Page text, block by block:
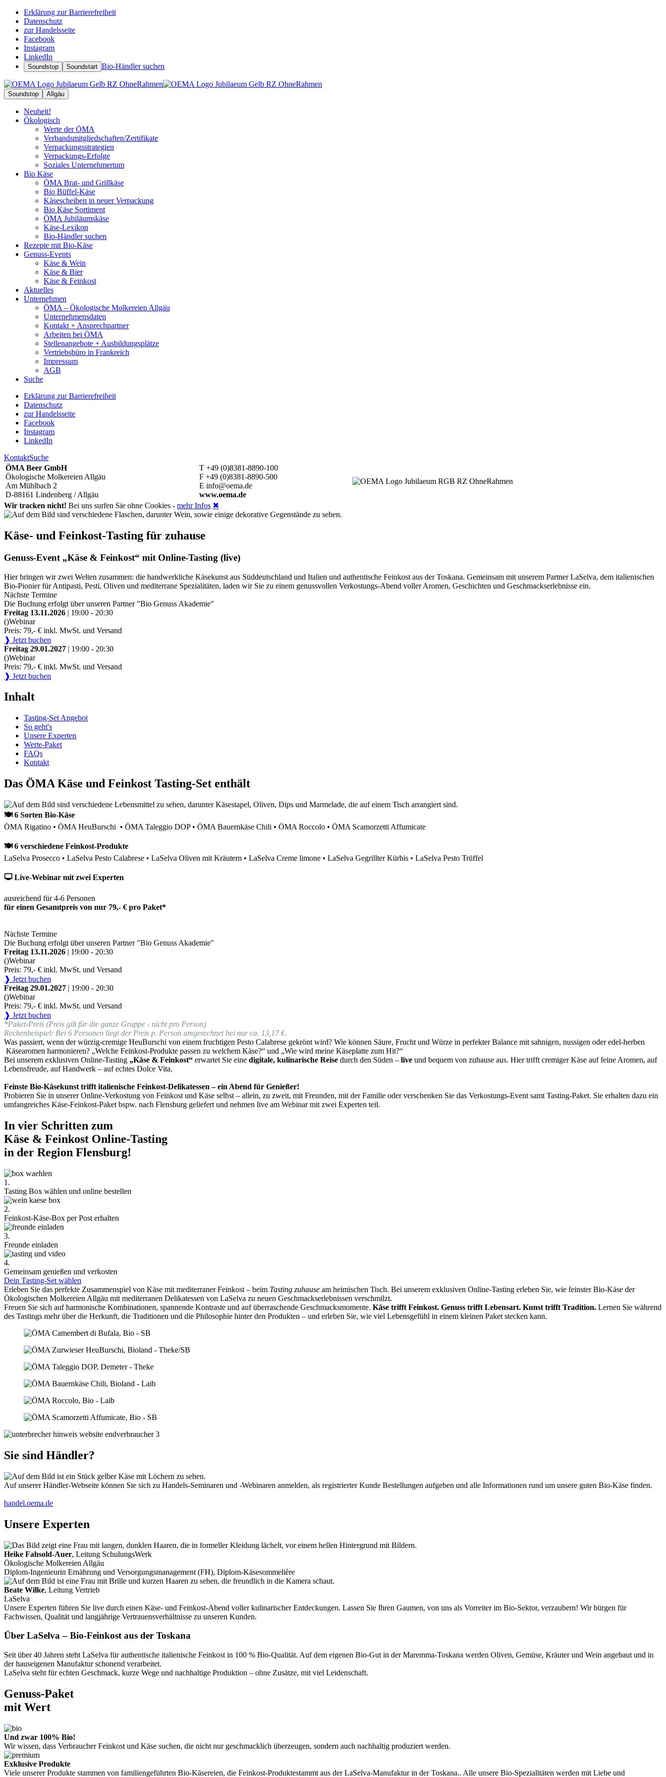
Erklärung zur Barrierefreiheit
Datenschutz
zur Handelsseite
Facebook
Instagram
LinkedIn
Soundstop Soundstart Bio-Händler suchen
Soundstop Allgäu
Neuheit!
Ökologisch
Werte der ÖMA
Verbandsmitgliedschaften/Zertifikate
Verpackungsstrategien
Verpackungs-Erfolge
Soziales Unternehmertum
Bio Käse
ÖMA Brat- und Grillkäse
Bio Büffel-Käse
Käsescheiben in neuer Verpackung
Bio Käse Sortiment
ÖMA Jubiläumskäse
Käse-Lexikon
Bio-Händler suchen
Rezepte mit Bio-Käse
Genuss-Events
Käse & Wein
Käse & Bier
Käse & Feinkost
Aktuelles
Unternehmen
ÖMA – Ökologische Molkereien Allgäu
Unternehmensdaten
Kontakt + Ansprechpartner
Arbeiten bei ÖMA
Stellenangebote + Ausbildungsplätze
Vertriebsbüro in Frankreich
Impressum
AGB
Suche
Erklärung zur Barrierefreiheit
Datenschutz
zur Handelsseite
Facebook
Instagram
LinkedIn
KontaktSuche
ÖMA Beer GmbH
Ökologische Molkereien Allgäu
Am Mühlbach 2
D-88161 Lindenberg / Allgäu
T +49 (0)8381-8890-100
F +49 (0)8381-8890-500
E info@oema.de
www.oema.de
Wir tracken nicht! Bei uns surfen Sie ohne Cookies - mehr Infos ✖
Käse- und Feinkost-Tasting für zuhause
Genuss-Event „Käse & Feinkost“ mit Online-Tasting (live)
Hier bringen wir zwei Welten zusammen: die handwerkliche Käsekunst aus Süddeutschland und Italien und authentische Feinkost aus der Toskana. Gemeinsam mit unserem Partner LaSelva, dem italienischen
Bio-Pionier für Antipasti, Pesti, Oliven und mediterrane Spezialitäten, laden wir Sie zu einem genussvollen Verkostungs-Abend voller Aromen, Geschichten und Geschmackserlebnisse ein.
Nächste Termine
Die Buchung erfolgt über unseren Partner "Bio Genuss Akademie"
Freitag 13.11.2026 | 19:00 - 20:30
()Webinar
Preis: 79,- € inkl. MwSt. und Versand
❱ Jetzt buchen
Freitag 29.01.2027 | 19:00 - 20:30
()Webinar
Preis: 79,- € inkl. MwSt. und Versand
❱ Jetzt buchen
Inhalt
Tasting-Set Angebot
So geht's
Unsere Experten
Werte-Paket
FAQs
Kontakt
Das ÖMA Käse und Feinkost Tasting-Set enthält
🍽 6 Sorten Bio-Käse
ÖMA Rigatino • ÖMA HeuBurschi • ÖMA Taleggio DOP • ÖMA Bauernkäse Chili • ÖMA Roccolo • ÖMA Scamorzetti Affumicate
🍽 6 verschiedene Feinkost-Produkte
LaSelva Prosecco • LaSelva Pesto Calabrese • LaSelva Oliven mit Kräutern • LaSelva Creme limone • LaSelva Gegrillter Kürbis • LaSelva Pesto Trüffel
🖵 Live-Webinar mit zwei Experten
ausreichend für 4-6 Personen
für einen Gesamtpreis von nur 79,- € pro Paket*
Nächste Termine
Die Buchung erfolgt über unseren Partner "Bio Genuss Akademie"
Freitag 13.11.2026 | 19:00 - 20:30
()Webinar
Preis: 79,- € inkl. MwSt. und Versand
❱ Jetzt buchen
Freitag 29.01.2027 | 19:00 - 20:30
()Webinar
Preis: 79,- € inkl. MwSt. und Versand
❱ Jetzt buchen
*Paket-Preis (Preis gilt für die ganze Gruppe - nicht pro Person)
Rechenbeispiel: Bei 6 Personen liegt der Preis p. Person umgerechnet bei nur ca. 13,17 €.
Was passiert, wenn der würzig-cremige HeuBurschi von einem fruchtigen Pesto Calabrese gekrönt wird? Wie können Säure, Frucht und Würze in perfekter Balance mit sahnigen, nussigen oder edel-herben
Käsearomen harmonieren? „Welche Feinkost-Produkte passen zu welchem Käse?“ und „Wie wird meine Käseplatte zum Hit?“
Bei unserem exklusiven Online-Tasting „Käse & Feinkost“ erwartet Sie eine digitale, kulinarische Reise durch den Süden – live und bequem von zuhause aus. Hier trifft cremiger Käse auf feine Aromen, auf
Lebensfreude, auf Handwerk – auf echtes Dolce Vita.
Feinste Bio-Käsekunst trifft italienische Feinkost-Delikatessen – ein Abend für Genießer!
Probieren Sie in unserer Online-Verkostung von Feinkost und Käse selbst – allein, zu zweit, mit Freunden, mit der Familie oder verschenken Sie das Verkostungs-Event samt Tasting-Paket. Sie erhalten dazu ein
umfangreiches Käse-Feinkost-Paket bspw. nach Flensburg geliefert und nehmen live am Webinar mit zwei Experten teil.
In vier Schritten zum
Käse & Feinkost Online-Tasting
in der Region Flensburg!
1.
Tasting Box wählen und online bestellen
2.
Feinkost-Käse-Box per Post erhalten
3.
Freunde einladen
4.
Gemeinsam genießen und verkosten
Dein Tasting-Set wählen
Erleben Sie das perfekte Zusammenspiel von Käse mit mediterraner Feinkost – beim Tasting zuhause am heimischen Tisch. Bei unserem exklusiven Online-Tasting erleben Sie, wie feinster Bio-Käse der
Ökologischen Molkereien Allgäu mit mediterranen Delikatessen von LaSelva zu neuen Geschmackserlebnissen verschmilzt.
Freuen Sie sich auf harmonische Kombinationen, spannende Kontraste und auf überraschende Geschmacksmomente. Käse trifft Feinkost. Genuss trifft Lebensart. Kunst trifft Tradition. Lernen Sie während
des Tastings mehr über die Herkunft, die Traditionen und die Philosophie hinter den Produkten – und erleben Sie, wie viel Lebensgefühl in einem kleinen Paket stecken kann.
Sie sind Händler?
Auf unserer Händler-Webseite können Sie sich zu Handels-Seminaren und -Webinaren anmelden, als registrierter Kunde Bestellungen aufgeben und alle Informationen rund um unsere guten Bio-Käse finden.
handel.oema.de
Unsere Experten
Heike Fahsold-Auer, Leitung SchulungsWerk
Ökologische Molkereien Allgäu
Diplom-Ingenieurin Ernährung und Versorgungsmanagement (FH), Diplom-Käsesommelière
Beate Wilke, Leitung Vertrieb
LaSelva
Unsere Experten führen Sie live durch einen Käse- und Feinkost-Abend voller kulinarischer Entdeckungen. Lassen Sie Ihren Gaumen, von uns als Vorreiter im Bio-Sektor, verzaubern! Wir bürgen für
Fachwissen, Qualität und langjährige Vertrauensverhältnisse zu unseren Kunden.
Über LaSelva – Bio-Feinkost aus der Toskana
Seit über 40 Jahren steht LaSelva für authentische italienische Feinkost in 100 % Bio-Qualität. Auf dem eigenen Bio-Gut in der Maremma-Toskana werden Oliven, Gemüse, Kräuter und Wein angebaut und in
der hauseigenen Manufaktur schonend verarbeitet.
LaSelva steht für echten Geschmack, kurze Wege und nachhaltige Produktion – ohne Zusätze, mit viel Leidenschaft.
Genuss-Paket
mit Wert
Und zwar 100% Bio!
Wir wissen, dass Verbraucher Feinkost und Käse suchen, die nicht nur geschmacklich überzeugen, sondern auch nachhaltig produziert werden.
Exklusive Produkte
Viele unserer Produkte stammen von familiengeführten Bio-Käsereien, die Feinkost-Produktestammt aus der LaSelva-Manufaktur in der Toskana.. Alle unsere Bio-Spezialitäten werden mit Liebe und